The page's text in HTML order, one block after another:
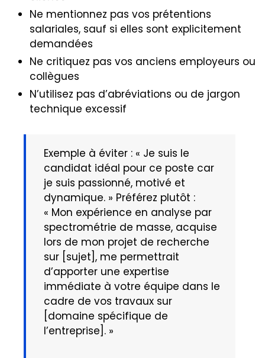
Ne mentionnez pas vos prétentions
salariales, sauf si elles sont explicitement
demandées
Ne critiquez pas vos anciens employeurs ou
collègues
N’utilisez pas d’abréviations ou de jargon
technique excessif
Exemple à éviter : « Je suis le
candidat idéal pour ce poste car
je suis passionné, motivé et
dynamique. » Préférez plutôt :
« Mon expérience en analyse par
spectrométrie de masse, acquise
lors de mon projet de recherche
sur [sujet], me permettrait
d’apporter une expertise
immédiate à votre équipe dans le
cadre de vos travaux sur
[domaine spécifique de
l’entreprise]. »